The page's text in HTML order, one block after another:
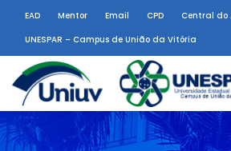
EAD Mentor Email CPD
Central do
UNESPAR – Campus de União da Vitória